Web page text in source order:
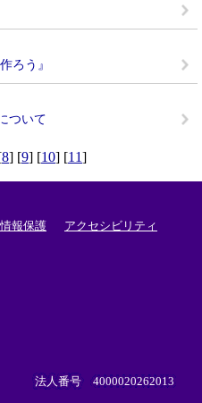
ろう』
ついて
8] [9] [10] [11]
報保護 アクセシビリティ
法人番号 4000020262013